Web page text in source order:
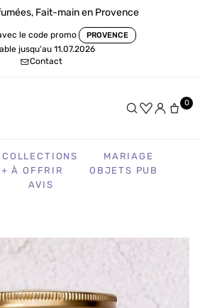
Fait-main en Provence
le code promo PROVENCE
jusqu'au 11.07.2026
Contact
0
COLLECTIONS
MARIAGE
+ À OFFRIR
OBJETS PUB
AVIS